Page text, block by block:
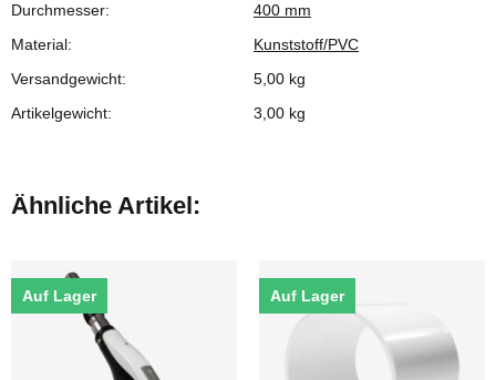
Durchmesser:
400 mm
Material:
Kunststoff/PVC
Versandgewicht:
5,00 kg
Artikelgewicht:
3,00 kg
Ähnliche Artikel:
Auf Lager Auf Lager